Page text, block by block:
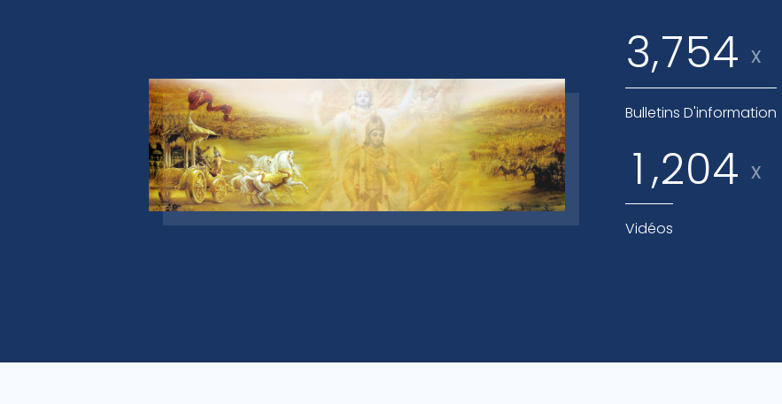
3,754 x
Bulletins D'information
1,204 x
Vidéos